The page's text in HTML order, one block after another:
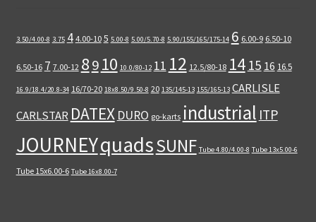
3.50/4.00-8 3.75 4 4.00-10 5 5.00-8 5.00/5.70-8 5.90/155/165/175-14 6 6.00-9 6.50-10
6.50-16 7 7.00-12 89 10 10.0/80-12 11 12 12.5/80-18 14 15 16 16.5
16.9/18.4/20.8-34 16/70-20 18x8.50/9.50-8 20 135/145-13 155/165-13 CARLISLE
CARLSTAR DATEX DURO go-karts industrial ITP
JOURNEYquadsSUNF Tube 4.80/4.00-8 Tube 13x5.00-6
Tube 15x6.00-6 Tube 16x8.00-7